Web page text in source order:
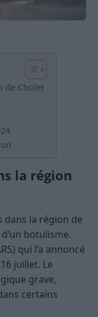
de Cholet
la région
dans la région de
botulisme.
qui l’a annoncé
juillet. Le
grave,
certains